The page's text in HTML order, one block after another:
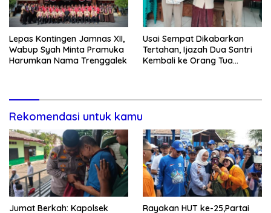
Lepas Kontingen Jamnas XII,
Wabup Syah Minta Pramuka
Harumkan Nama Trenggalek
Usai Sempat Dikabarkan
Tertahan, Ijazah Dua Santri
Kembali ke Orang Tua
Rekomendasi untuk kamu
Jumat Berkah: Kapolsek Rayakan HUT ke-25,Partai